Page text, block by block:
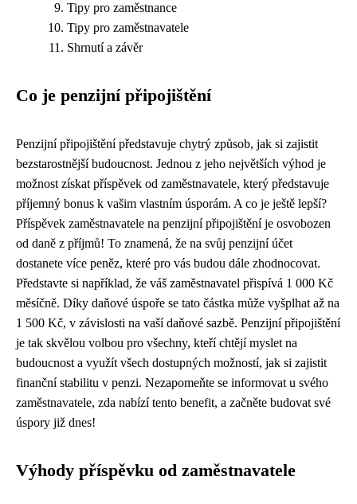
Tipy pro zaměstnance
Tipy pro zaměstnavatele
Shrnutí a závěr
Co je penzijní připojištění
Penzijní připojištění představuje chytrý způsob, jak si zajistit
bezstarostnější budoucnost. Jednou z jeho největších výhod je
možnost získat příspěvek od zaměstnavatele, který představuje
příjemný bonus k vašim vlastním úsporám. A co je ještě lepší?
Příspěvek zaměstnavatele na penzijní připojištění je osvobozen
od daně z příjmů! To znamená, že na svůj penzijní účet
dostanete více peněz, které pro vás budou dále zhodnocovat.
Představte si například, že váš zaměstnavatel přispívá 1 000 Kč
měsíčně. Díky daňové úspoře se tato částka může vyšplhat až na
1 500 Kč, v závislosti na vaší daňové sazbě. Penzijní připojištění
je tak skvělou volbou pro všechny, kteří chtějí myslet na
budoucnost a využít všech dostupných možností, jak si zajistit
finanční stabilitu v penzi. Nezapomeňte se informovat u svého
zaměstnavatele, zda nabízí tento benefit, a začněte budovat své
úspory již dnes!
Výhody příspěvku od zaměstnavatele